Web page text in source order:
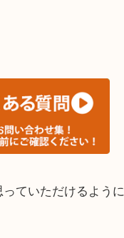
相談ください。